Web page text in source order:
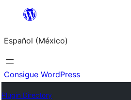
Saltar
contenido
Español (México)
Consigue WordPress
Plugin Directory